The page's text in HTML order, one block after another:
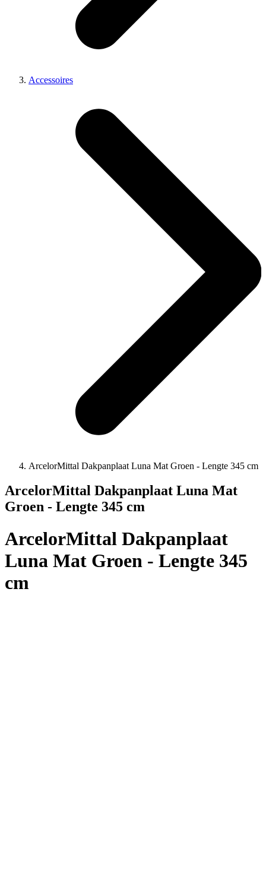
Accessoires
ArcelorMittal Dakpanplaat Luna Mat Groen - Lengte 345 cm
ArcelorMittal Dakpanplaat Luna Mat
Groen - Lengte 345 cm
ArcelorMittal Dakpanplaat
Luna Mat Groen - Lengte 345
cm